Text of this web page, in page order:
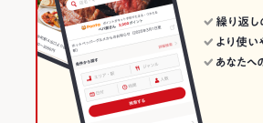
松山 × 中華全般
勝山町駅 × 中華
勝山町駅 × 中華全般
愛媛 × 中華
愛媛 × 中華全般
大街道の居酒屋ランキング